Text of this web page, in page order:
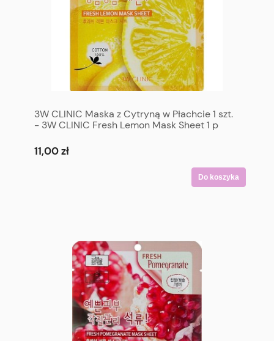
3W CLINIC Maska z Cytryną w Płachcie 1 szt.
- 3W CLINIC Fresh Lemon Mask Sheet 1 p
11,00 zł
Do koszyka